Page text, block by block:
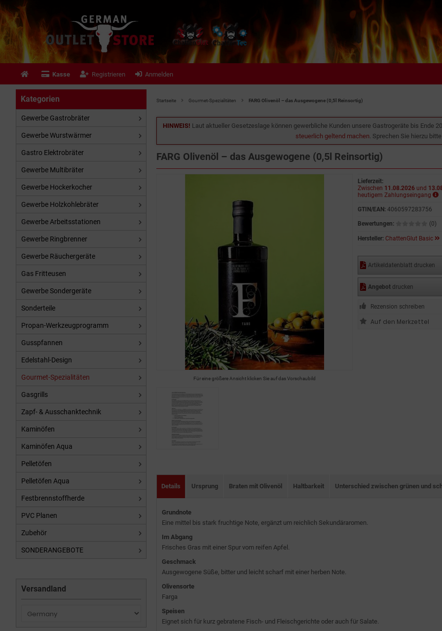
Kasse Registrieren Anmelden
Startseite Gourmet-Spezialitäten FARG Olivenöl – das Ausgewogene (0,5l Reinsortig)
HINWEIS! Laut aktueller Gesetzeslage können gewerbliche Kunden unsere Gastrogeräte bis Ende
steuerlich geltend machen. Sprechen Sie hierzu
FARG Olivenöl – das Ausgewogene (0,5l Reinsortig)
Für eine größere Ansicht klicken Sie auf das Vorschaubild
Lieferzeit:
Zwischen 11.08.2026und
heutigem Zahlungseingang
GTIN/EAN: 4060597283756
Bewertungen: (0)
Hersteller: ChattenGlut Basic
Artikeldatenblatt drucken
Angebotdrucken
Rezension schreiben
Details Ursprung Braten mit Olivenöl Haltbarkeit Unterschied zwischen grünen und
Grundnote
Eine mittel bis stark fruchtige Note, ergänzt um reichlich Sekundäraromen.
Im Abgang
Frisches Gras mit einer Spur vom reifen Apfel.
Geschmack
Ausgewogene Süße, bitter und leicht scharf mit einer herben Note.
Olivensorte
Farga
Speisen
Eignet sich für kurz gebratene Fisch- und Fleischgerichte oder auch für Salate.
Kategorien
Gewerbe Gastrobräter
Gewerbe Wurstwärmer
Gastro Elektrobräter
Gewerbe Multibräter
Gewerbe Hockerkocher
Gewerbe Holzkohlebräter
Gewerbe Arbeitsstationen
Gewerbe Ringbrenner
Gewerbe Räuchergeräte
Gas Fritteusen
Gewerbe Sondergeräte
Sonderteile
Propan-Werkzeugprogramm
Gusspfannen
Edelstahl-Design
Gourmet-Spezialitäten
Gasgrills
Zapf- & Ausschanktechnik
Kaminöfen
Kaminöfen Aqua
Pelletöfen
Pelletöfen Aqua
Festbrennstoffherde
PVC Planen
Zubehör
SONDERANGEBOTE
Versandland